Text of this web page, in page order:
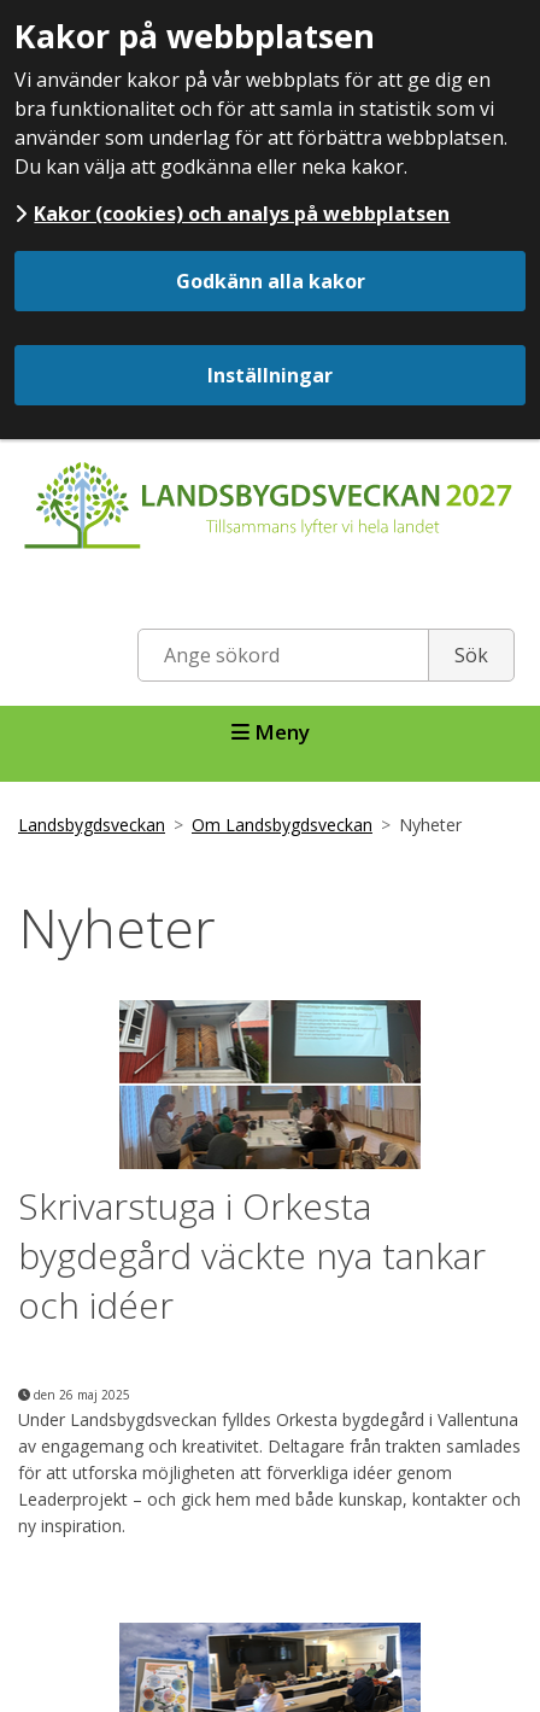
Kakor på webbplatsen
Vi använder kakor på vår webbplats för att ge dig en
bra funktionalitet och för att samla in statistik som vi
använder som underlag för att förbättra webbplatsen.
Du kan välja att godkänna eller neka kakor.
Kakor (cookies) och analys på webbplatsen
Godkänn alla kakor
Inställningar
Meny
Landsbygdsveckan Om Landsbygdsveckan Nyheter
Nyheter
Skrivarstuga i Orkesta
bygdegård väckte nya tankar
och idéer
den 26 maj 2025
Under Landsbygdsveckan fylldes Orkesta bygdegård i Vallentuna
av engagemang och kreativitet. Deltagare från trakten samlades
för att utforska möjligheten att förverkliga idéer genom
Leaderprojekt – och gick hem med både kunskap, kontakter och
ny inspiration.